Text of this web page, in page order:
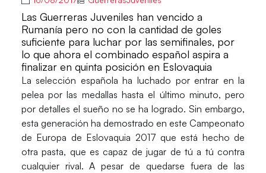
Las Guerreras Juveniles han vencido a
Rumanía pero no con la cantidad de goles
suficiente para luchar por las semifinales, por
lo que ahora el combinado español aspira a
finalizar en quinta posición en Eslovaquia
La selección española ha luchado por entrar en la
pelea por las medallas hasta el último minuto, pero
por detalles el sueño no se ha logrado. Sin embargo,
esta generación ha demostrado en este Campeonato
de Europa de Eslovaquia 2017 que está hecho de
otra pasta, que es capaz de jugar de tú a tú contra
cualquier rival. A pesar de quedarse fuera de las